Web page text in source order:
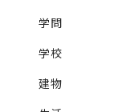
学問
学校
建物